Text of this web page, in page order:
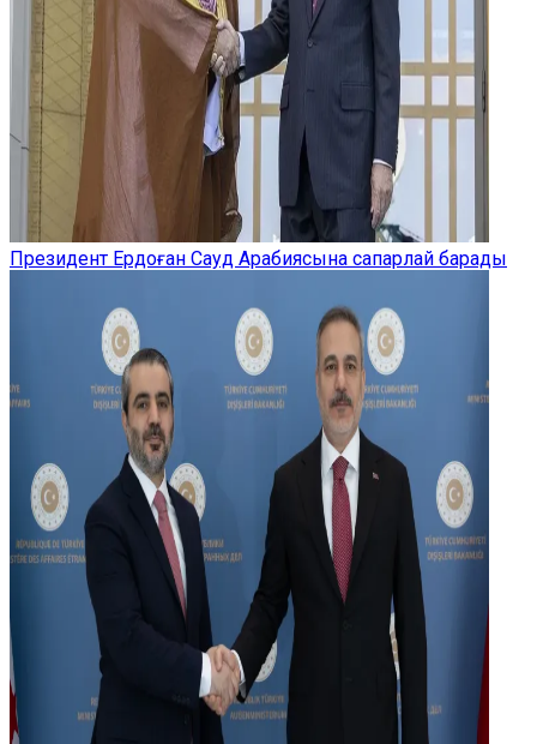
Президент Ердоған Сауд Арабиясына сапарлай барады